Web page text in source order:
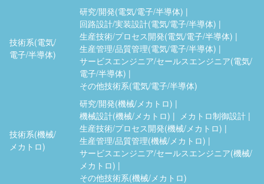
技術系(電気/
電子/半導体)
研究/開発(電気/電子/半導体)
回路設計/実装設計(電気/電子/半導体)
生産技術/プロセス開発(電気/電子/半導体)
生産管理/品質管理(電気/電子/半導体)
サービスエンジニア/セールスエンジニア(電気/
電子/半導体)
その他技術系(電気/電子/半導体)
技術系(機械/
メカトロ)
研究/開発(機械/メカトロ)
機械設計(機械/メカトロ)
メカトロ制御設計
生産技術/プロセス開発(機械/メカトロ)
生産管理/品質管理(機械/メカトロ)
サービスエンジニア/セールスエンジニア(機械/
メカトロ)
その他技術系(機械/メカトロ)